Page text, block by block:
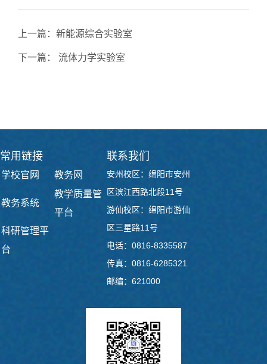
上一篇： 新能源综合实验室
下一篇： 流体力学实验室
常用链接
学校官网 教务网
教务系统
教学质量管
平台
科研管理平
台
联系我们
安州校区：绵阳市安州
区滨江西路北段11号
游仙校区：绵阳市游仙
区三星路11号
电话：0816-8335587
传真：0816-6285321
邮编：621000